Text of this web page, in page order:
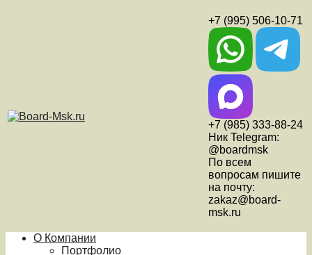
+7 (995) 506-10-71
+7 (985) 333-88-24
Ник Telegram:
@boardmsk
По всем
вопросам пишите
на почту:
zakaz@board-
msk.ru
О Компании
Портфолио